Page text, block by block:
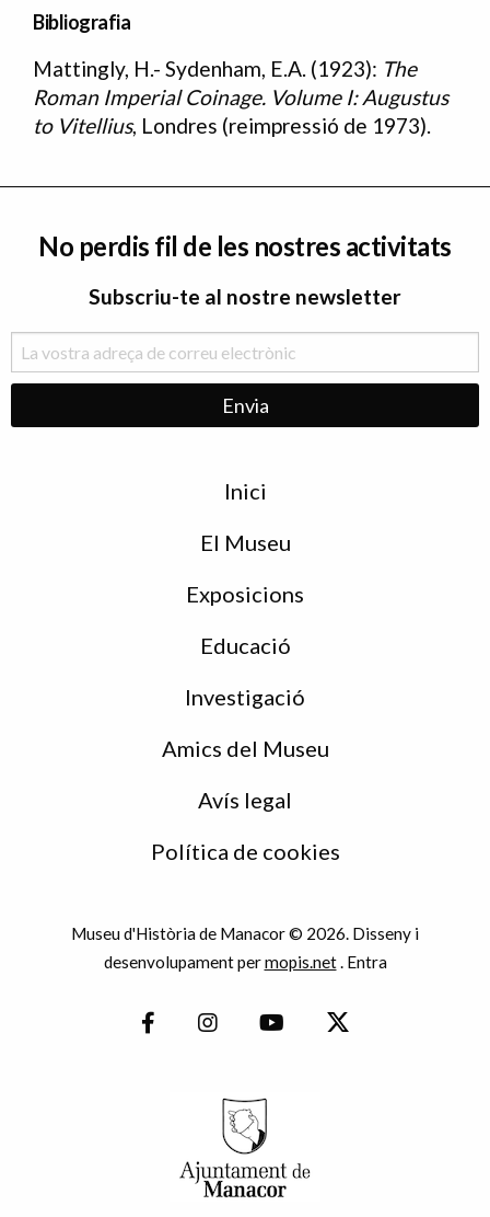
Bibliografia
Bibliografia
Mattingly, H.- Sydenham, E.A. (1923): The
Roman Imperial Coinage. Volume I: Augustus
to Vitellius, Londres (reimpressió de 1973).
No perdis fil de les nostres activitats
Subscriu-te al nostre newsletter
Inici
El Museu
Exposicions
Educació
Investigació
Amics del Museu
Avís legal
Política de cookies
Museu d'Història de Manacor © 2026. Disseny i
desenvolupament permopis.net. Entra